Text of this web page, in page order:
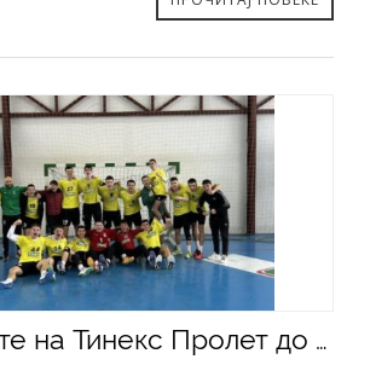
​Младинците на Тинекс Пролет до огромна победа над битолчани